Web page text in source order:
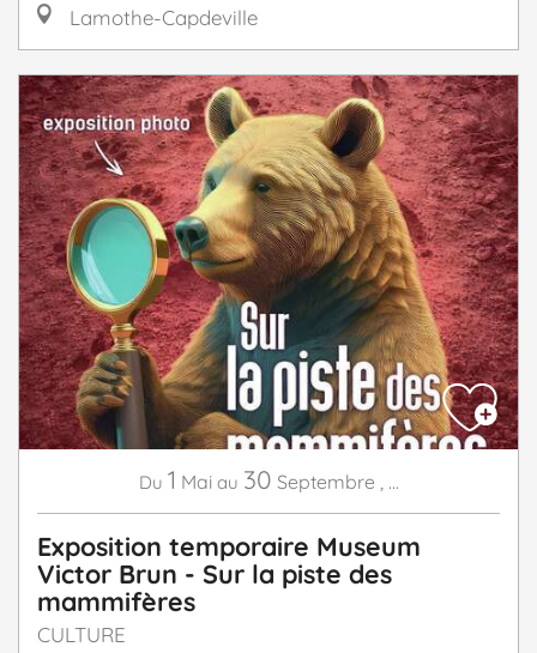
Lamothe-Capdeville
Du 1 Mai au 30 Septembre ...
Exposition temporaire Museum
Victor Brun - Sur la piste des
mammifères
CULTURE